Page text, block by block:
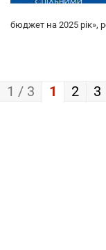
бюджет на 2025 рік»,
1 / 3 1 2 3